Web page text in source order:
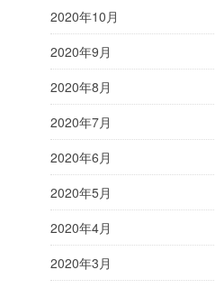
2020年10月
2020年9月
2020年8月
2020年7月
2020年6月
2020年5月
2020年4月
2020年3月